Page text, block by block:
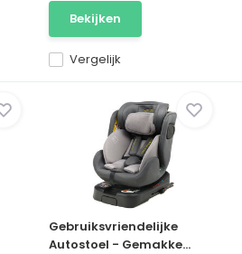
Vergelijk
Bekijken
Gebruiksvriendelijke
Autostoel - Gemakke...